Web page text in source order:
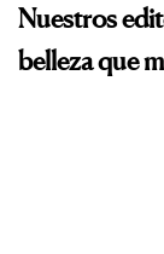
Nuestros
belleza que